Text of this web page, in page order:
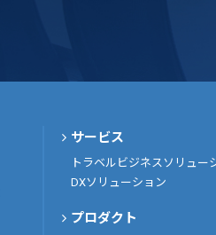
サービス
トラベルビジネスソリュー
DXソリューション
プロダクト